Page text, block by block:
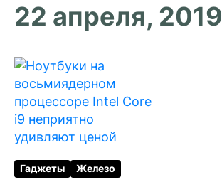
22 апреля, 2019
Гаджеты Железо